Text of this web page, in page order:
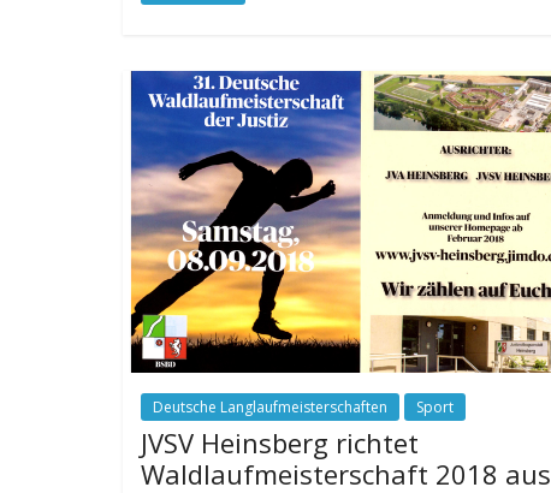
Deutsche Langlaufmeisterschaften Sport
JVSV Heinsberg richtet
Waldlaufmeisterschaft 2018 aus